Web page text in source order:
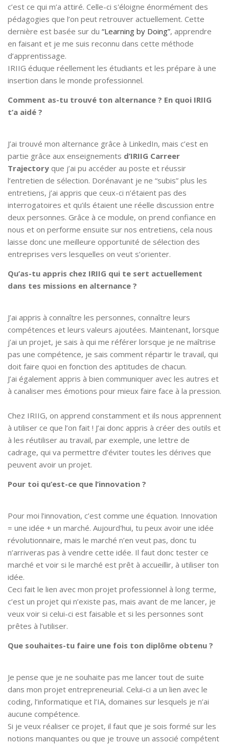
c’est ce qui m’a attiré. Celle-ci s'éloigne énormément des
pédagogies que l’on peut retrouver actuellement. Cette
dernière est basée sur du “Learning by Doing”, apprendre
en faisant et je me suis reconnu dans cette méthode
d’apprentissage.
IRIIG éduque réellement les étudiants et les prépare à une
insertion dans le monde professionnel.
Comment as-tu trouvé ton alternance ? En quoi IRIIG
t’a aidé ?
J’ai trouvé mon alternance grâce à LinkedIn, mais c’est en
partie grâce aux enseignements d’IRIIG Carreer
Trajectory que j’ai pu accéder au poste et réussir
l’entretien de sélection. Dorénavant je ne “subis” plus les
entretiens, j’ai appris que ceux-ci n’étaient pas des
interrogatoires et qu’ils étaient une réelle discussion entre
deux personnes. Grâce à ce module, on prend confiance en
nous et on performe ensuite sur nos entretiens, cela nous
laisse donc une meilleure opportunité de sélection des
entreprises vers lesquelles on veut s’orienter.
Qu’as-tu appris chez IRIIG qui te sert actuellement
dans tes missions en alternance ?
J’ai appris à connaître les personnes, connaître leurs
compétences et leurs valeurs ajoutées. Maintenant, lorsque
j’ai un projet, je sais à qui me référer lorsque je ne maîtrise
pas une compétence, je sais comment répartir le travail, qui
doit faire quoi en fonction des aptitudes de chacun.
J’ai également appris à bien communiquer avec les autres et
à canaliser mes émotions pour mieux faire face à la pression.
Chez IRIIG, on apprend constamment et ils nous apprennent
à utiliser ce que l’on fait ! J’ai donc appris à créer des outils et
à les réutiliser au travail, par exemple, une lettre de
cadrage, qui va permettre d’éviter toutes les dérives que
peuvent avoir un projet.
Pour toi qu’est-ce que l’innovation ?
Pour moi l’innovation, c’est comme une équation. Innovation
= une idée + un marché. Aujourd'hui, tu peux avoir une idée
révolutionnaire, mais le marché n’en veut pas, donc tu
n’arriveras pas à vendre cette idée. Il faut donc tester ce
marché et voir si le marché est prêt à accueillir, à utiliser ton
idée.
Ceci fait le lien avec mon projet professionnel à long terme,
c’est un projet qui n’existe pas, mais avant de me lancer, je
veux voir si celui-ci est faisable et si les personnes sont
prêtes à l’utiliser.
Que souhaites-tu faire une fois ton diplôme obtenu ?
Je pense que je ne souhaite pas me lancer tout de suite
dans mon projet entrepreneurial. Celui-ci a un lien avec le
coding, l’informatique et l’IA, domaines sur lesquels je n’ai
aucune compétence.
Si je veux réaliser ce projet, il faut que je sois formé sur les
notions manquantes ou que je trouve un associé compétent